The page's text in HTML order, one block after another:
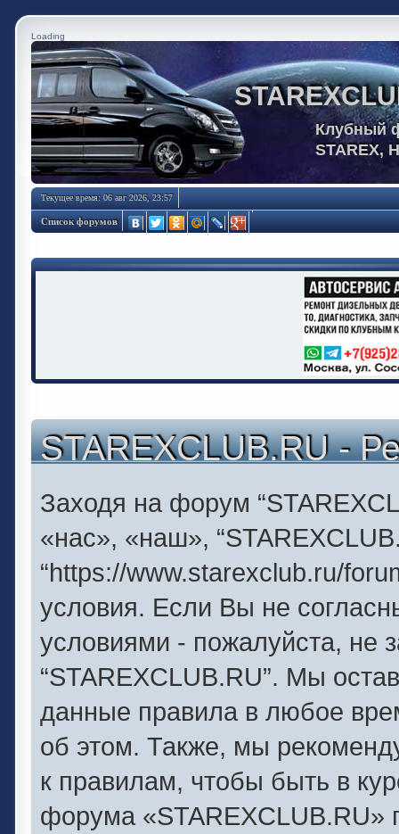
Loading
Клубный
STAREX,
Текущее время: 06 авг 2026, 23:57
Список форумов
STAREXCLUB.RU -
Заходя на форум
«нас», «наш»,
“https://www.starexclub.ru/
условия. Если Вы не
условиями - пожалуйста, не
“STAREXCLUB.RU”. Мы
данные правила в любое
об этом. Также, мы
к правилам, чтобы быть в
форума «STAREXCLUB.RU»